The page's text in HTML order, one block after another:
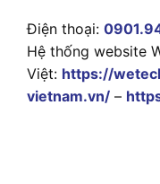
Điện thoại:
Hệ thống website
Việt: https://
vietnam.vn/ –